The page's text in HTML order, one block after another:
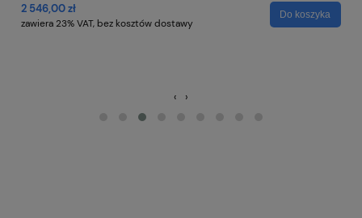
2 546,00 zł
zawiera 23% VAT, bez kosztów dostawy
Do koszyka
‹ ›